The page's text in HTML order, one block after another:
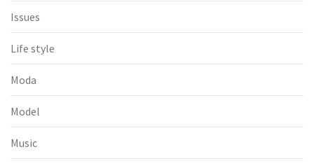
Issues
Life style
Moda
Model
Music